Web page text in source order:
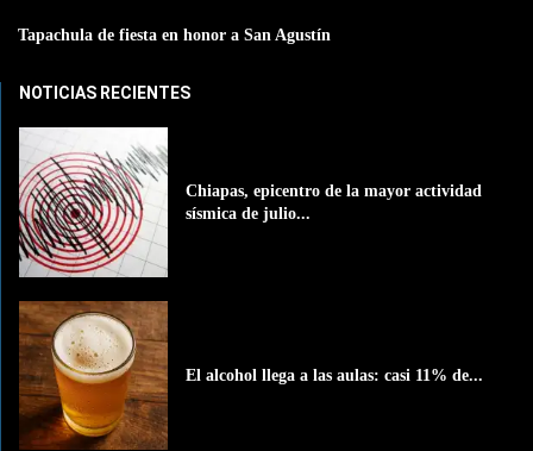
Tapachula de fiesta en honor a San Agustín
NOTICIAS RECIENTES
Chiapas, epicentro de la mayor actividad
sísmica de julio...
El alcohol llega a las aulas: casi 11% de...